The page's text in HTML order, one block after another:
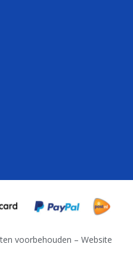
voorbehouden – Website